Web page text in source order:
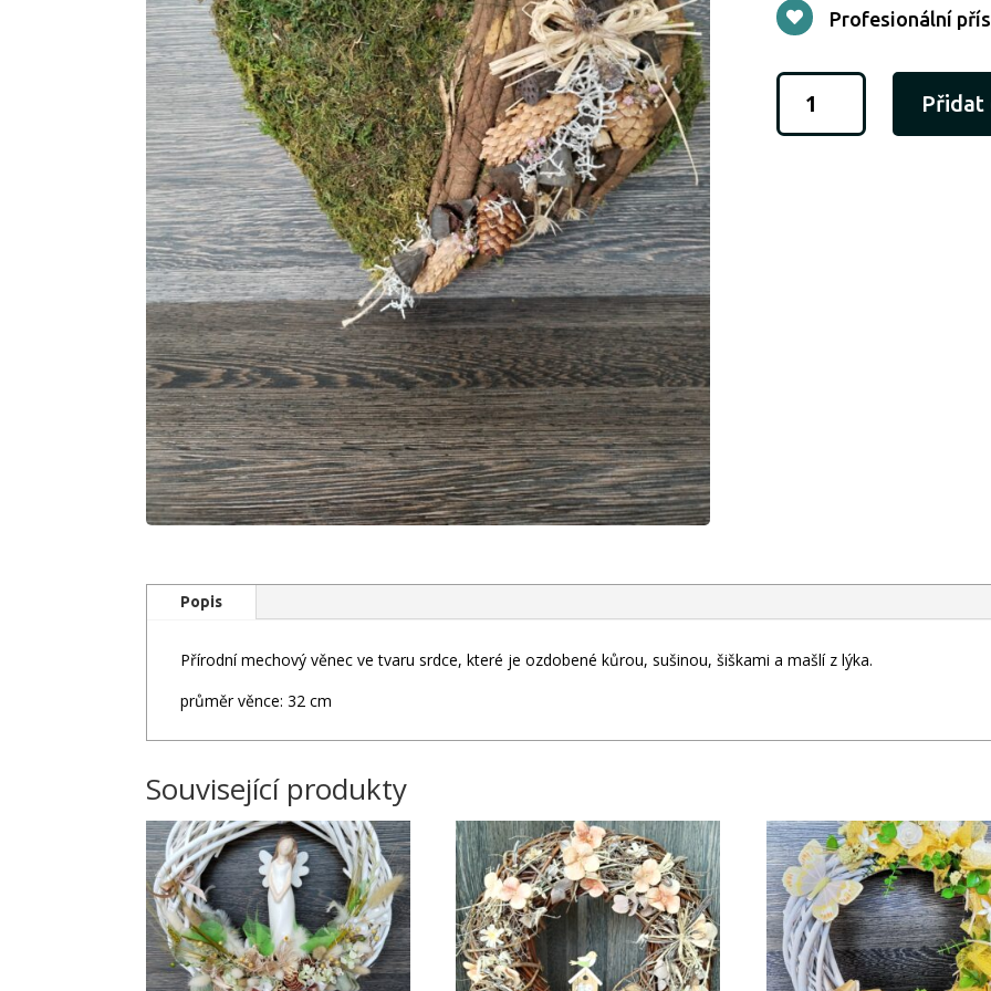
 Profesionální
Přírodní
mechové
srdce
Přidat
Popis
Přírodní mechový věnec ve tvaru srdce, které je ozdobené kůrou, sušinou, šiškami a mašlí z lýka.
průměr věnce: 32 cm
Související produkty